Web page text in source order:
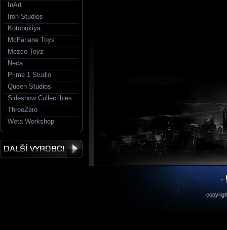
InArt
Iron Studios
Kotobukiya
McFarlane Toys
Mezco Toyz
Neca
Prime 1 Studio
Queen Studios
Sideshow Collectibles
ThreeZero
Weta Workshop